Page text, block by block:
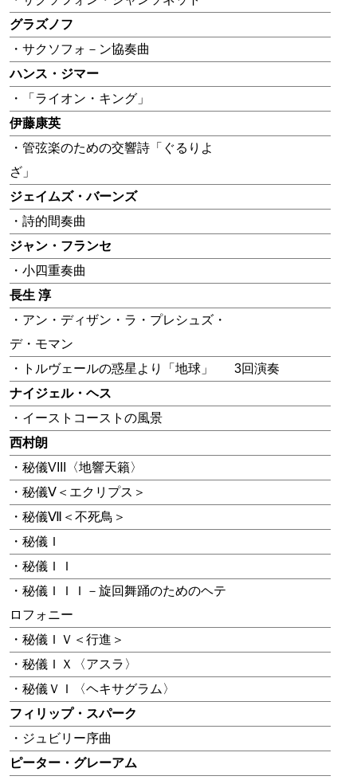
グラズノフ
・サクソフォ－ン協奏曲
ハンス・ジマー
・「ライオン・キング」
伊藤康英
・管弦楽のための交響詩「ぐるりよ
ざ」
ジェイムズ・バーンズ
・詩的間奏曲
ジャン・フランセ
・小四重奏曲
長生 淳
・アン・ディザン・ラ・プレシュズ・
デ・モマン
・トルヴェールの惑星より「地球」
3回演奏
ナイジェル・ヘス
・イーストコーストの風景
西村朗
・秘儀VIII〈地響天籟〉
・秘儀Ⅴ＜エクリプス＞
・秘儀Ⅶ＜不死鳥＞
・秘儀Ｉ
・秘儀ＩＩ
・秘儀ＩＩＩ－旋回舞踊のためのヘテ
ロフォニー
・秘儀ＩＶ＜行進＞
・秘儀ＩＸ〈アスラ〉
・秘儀ＶＩ〈ヘキサグラム〉
フィリップ・スパーク
・ジュビリー序曲
ピーター・グレーアム